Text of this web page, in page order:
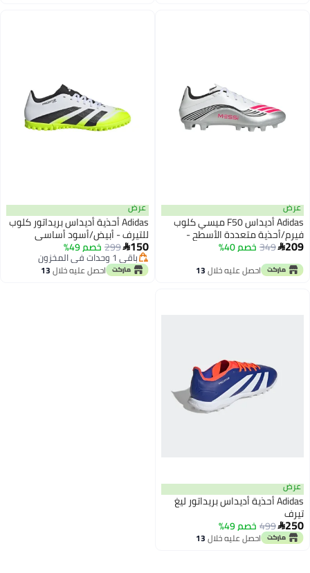
عرض
Adidas أديداس F50 ميسي كلوب
فيرم/أحذية متعددة الأسطح -
أبيض/أحمر لوسيد
209
349خصم 40%
احصل عليه خلال13
عرض
Adidas أحذية أديداس بريداتور كلوب
للتيرف - أبيض/أسود أساسي
150
299خصم 49%
باقي 1 وحدات في المخزون
باقي 1 وحدات في المخزون احصل عليه خلال13
عرض
Adidas أحذية أديداس بريداتور ليغ
تيرف
250
499خصم 49%
احصل عليه خلال13